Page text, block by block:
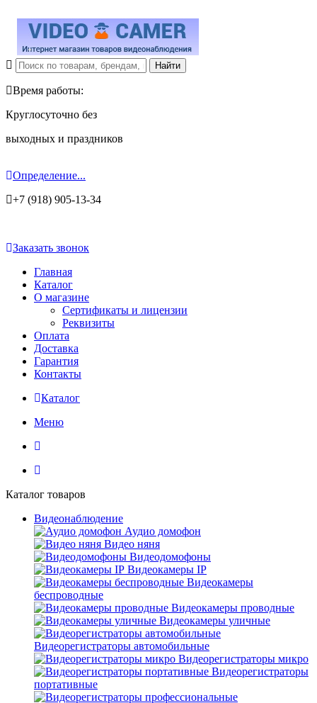
Время работы:
Круглосуточно без
выходных и праздников
Определение...
+7 (918) 905-13-34
Заказать звонок
Главная
Каталог
О магазине
Сертификаты и лицензии
Реквизиты
Оплата
Доставка
Гарантия
Контакты
Каталог
Меню
Каталог товаров
Видеонаблюдение
Аудио домофон
Видео няня
Видеодомофоны
Видеокамеры IP
Видеокамеры
беспроводные
Видеокамеры проводные
Видеокамеры уличные
Видеорегистраторы автомобильные
Видеорегистраторы микро
Видеорегистраторы
портативные